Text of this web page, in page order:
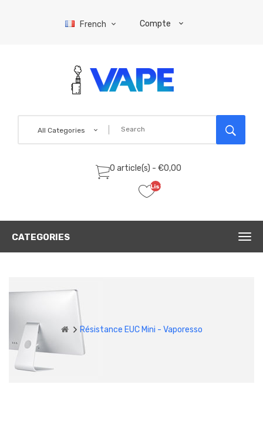
French Compte
All Categories
0 article(s) - €0,00
Liste
(0)
CATEGORIES
Résistance EUC Mini - Vaporesso